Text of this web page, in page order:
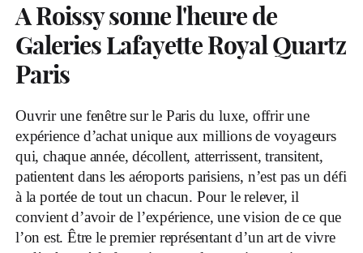
A Roissy sonne l'heure de
Galeries Lafayette Royal Quartz
Paris
Ouvrir une fenêtre sur le Paris du luxe, offrir une
expérience d’achat unique aux millions de voyageurs
qui, chaque année, décollent, atterrissent, transitent,
patientent dans les aéroports parisiens, n’est pas un défi
à la portée de tout un chacun. Pour le relever, il
convient d’avoir de l’expérience, une vision de ce que
l’on est. Être le premier représentant d’un art de vivre